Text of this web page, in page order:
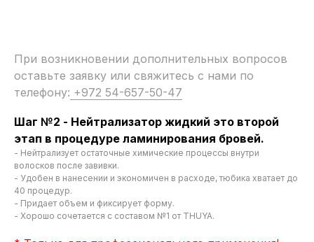
При возникновении дополнительных вопросов
оставьте заявку или свяжитесь с нами по
телефону: +972 54-657-50-47
Шаг №2 - Нейтрализатор жидкий это второй
этап в процедуре ламинирования бровей.
- Нейтрализует остаточные химические процессы внутри
волосков после завивки.
- Удобен в нанесении и экономичен в расходе, тюбика хватает до
40 процедур.
- Придает объем и фиксирует форму.
- Хорошо сочетается с составом №1 от THUYA.